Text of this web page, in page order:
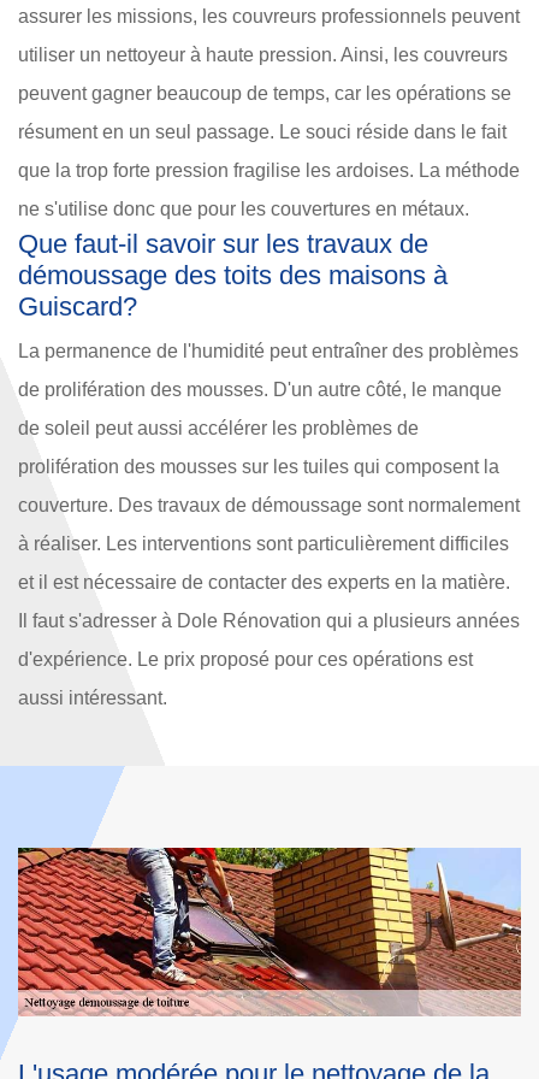
assurer les missions, les couvreurs professionnels peuvent
utiliser un nettoyeur à haute pression. Ainsi, les couvreurs
peuvent gagner beaucoup de temps, car les opérations se
résument en un seul passage. Le souci réside dans le fait
que la trop forte pression fragilise les ardoises. La méthode
ne s'utilise donc que pour les couvertures en métaux.
Que faut-il savoir sur les travaux de
démoussage des toits des maisons à
Guiscard?
La permanence de l'humidité peut entraîner des problèmes
de prolifération des mousses. D'un autre côté, le manque
de soleil peut aussi accélérer les problèmes de
prolifération des mousses sur les tuiles qui composent la
couverture. Des travaux de démoussage sont normalement
à réaliser. Les interventions sont particulièrement difficiles
et il est nécessaire de contacter des experts en la matière.
Il faut s'adresser à Dole Rénovation qui a plusieurs années
d'expérience. Le prix proposé pour ces opérations est
aussi intéressant.